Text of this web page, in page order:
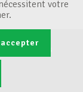
des cookies
votre